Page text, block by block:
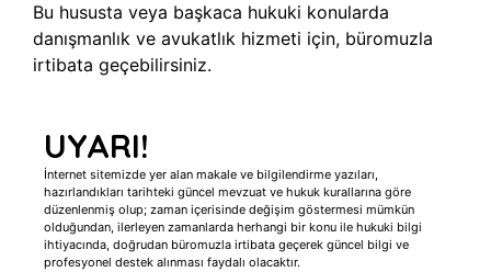
Bu hususta veya başkaca hukuki konularda
danışmanlık ve avukatlık hizmeti için, büromuzla
irtibata geçebilirsiniz.
UYARI!
İnternet sitemizde yer alan makale ve bilgilendirme yazıları,
hazırlandıkları tarihteki güncel mevzuat ve hukuk kurallarına göre
düzenlenmiş olup; zaman içerisinde değişim göstermesi mümkün
olduğundan, ilerleyen zamanlarda herhangi bir konu ile hukuki bilgi
ihtiyacında, doğrudan büromuzla irtibata geçerek güncel bilgi ve
profesyonel destek alınması faydalı olacaktır.